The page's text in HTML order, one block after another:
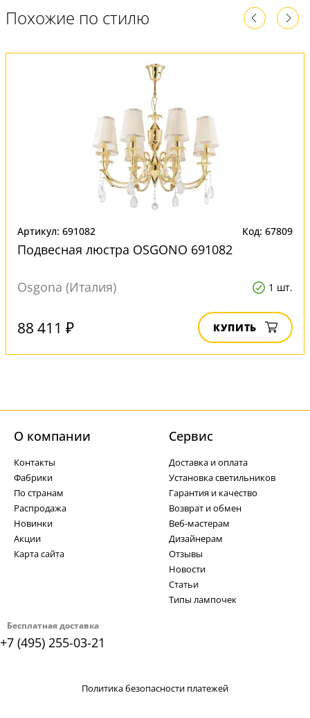
Похожие по стилю
Артикул: 691082 Код: 67809
Подвесная люстра OSGONO 691082
Osgona (Италия) 1 шт.
88 411 ₽ КУПИТЬ
Бесплатная доставка
+7 (495) 255-03-21
О компании
Контакты
Фабрики
По странам
Распродажа
Новинки
Акции
Карта сайта
Cервис
Доставка и оплата
Установка светильников
Гарантия и качество
Возврат и обмен
Веб-мастерам
Дизайнерам
Отзывы
Новости
Статьи
Типы лампочек
Политика безопасности платежей